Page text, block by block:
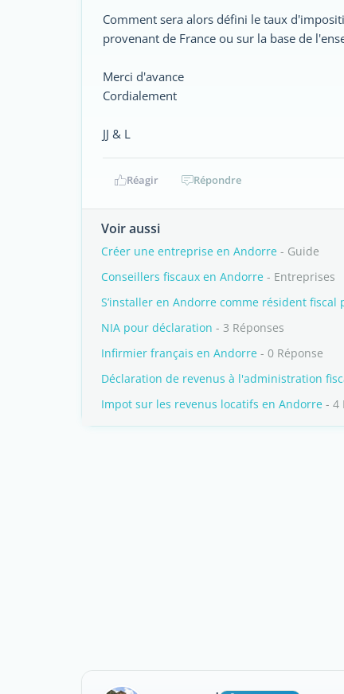
Comment sera alors défini le taux
provenant de France ou sur la base de
Merci d'avance
Cordialement
JJ & L
Réagir Répondre
Voir aussi
Créer une entreprise en Andorre - Guide
Conseillers fiscaux en Andorre - Entreprises
S’installer en Andorre comme résident fiscal
NIA pour déclaration - 3 Réponses
Infirmier français en Andorre - 0 Réponse
Déclaration de revenus à l'administration
Impot sur les revenus locatifs en Andorre - 4